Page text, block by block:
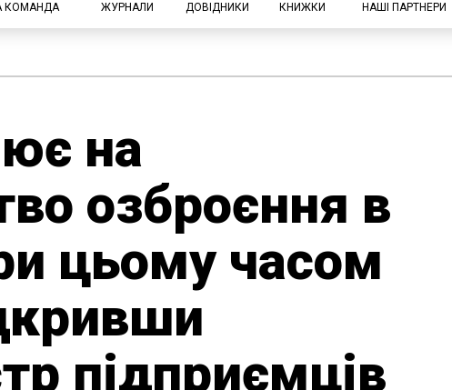
КОМАНДА ЖУРНАЛИ ДОВІДНИКИ КНИЖКИ НАШІ ПАРТНЕРИ
на
озброєння в
цьому часом
підприємців